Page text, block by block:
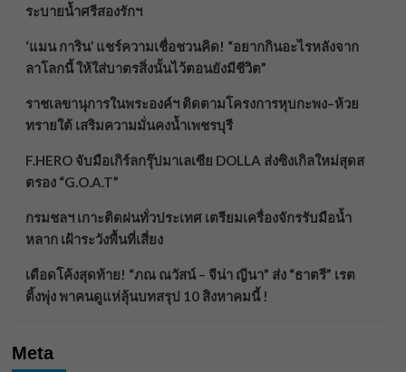
ระบายน้ำศรีสองรักฯ
‘แมน การิน’ แชร์ความเชื่อชวนคิด! “อยากกินอะไรหลังจาก
ลาโลกนี้ ให้ใส่บาตรสิ่งนั้นไว้ตอนยังมีชีวิต”
ราชเลขานุการในพระองค์ฯ ติดตามโครงการหุบกะพง–ห้วย
ทรายใต้ เสริมความมั่นคงน้ำเพชรบุรี
F.HERO จับมือเกิร์ลกรุ๊ปมาเลเซีย DOLLA ส่งซิงเกิลใหม่สุดส
ตรอง “G.O.A.T”
กรมชลฯ เกาะติดฝนทั่วประเทศ เตรียมเครื่องจักรรับมือน้ำ
หลาก เฝ้าระวังพื้นที่เสี่ยง
เดือดโค้งสุดท้าย! “ภณ ณวัสน์ – จีน่า ญีนา” ส่ง “ธาตรี” เรต
ติ้งพุ่ง พาคนดูแห่ลุ้นบทสรุป 10 สิงหาคมนี้ !
Meta